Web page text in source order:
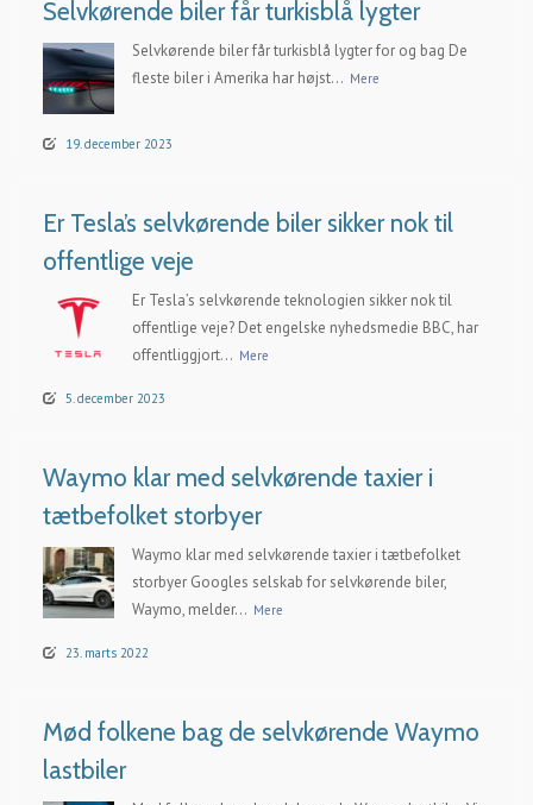
Selvkørende biler får turkisblå lygter
Selvkørende biler får turkisblå lygter for og bag De
fleste biler i Amerika har højst... Mere
19. december 2023
Er Tesla’s selvkørende biler sikker nok til
offentlige veje
Er Tesla’s selvkørende teknologien sikker nok til
offentlige veje? Det engelske nyhedsmedie BBC, har
offentliggjort... Mere
5. december 2023
Waymo klar med selvkørende taxier i
tætbefolket storbyer
Waymo klar med selvkørende taxier i tætbefolket
storbyer Googles selskab for selvkørende biler,
Waymo, melder... Mere
23. marts 2022
Mød folkene bag de selvkørende Waymo
lastbiler